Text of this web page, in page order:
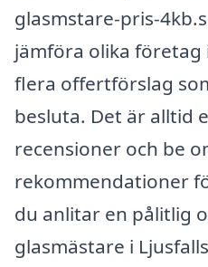
glasmstare-pris-
jämföra olika företag
flera offertförslag
besluta. Det är alltid
recensioner och be
rekommendationer
du anlitar en pålitlig
glasmästare i